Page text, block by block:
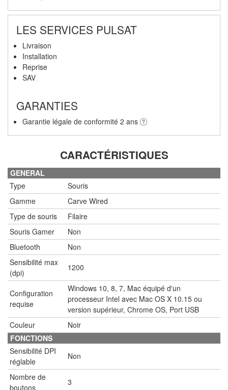
LES SERVICES PULSAT
Livraison
Installation
Reprise
SAV
GARANTIES
Garantie légale de conformité 2 ans
CARACTÉRISTIQUES
GENERAL
Type
Souris
Gamme
Carve Wired
Type de souris
Filaire
Souris Gamer
Non
Bluetooth
Non
Sensibilité max
(dpi)
1200
Configuration
requise
Windows 10, 8, 7, Mac équipé d'un
processeur Intel avec Mac OS X 10.15 ou
version supérieur, Chrome OS, Port USB
Couleur
Noir
FONCTIONS
Sensibilité DPI
réglable
Non
Nombre de
boutons
3